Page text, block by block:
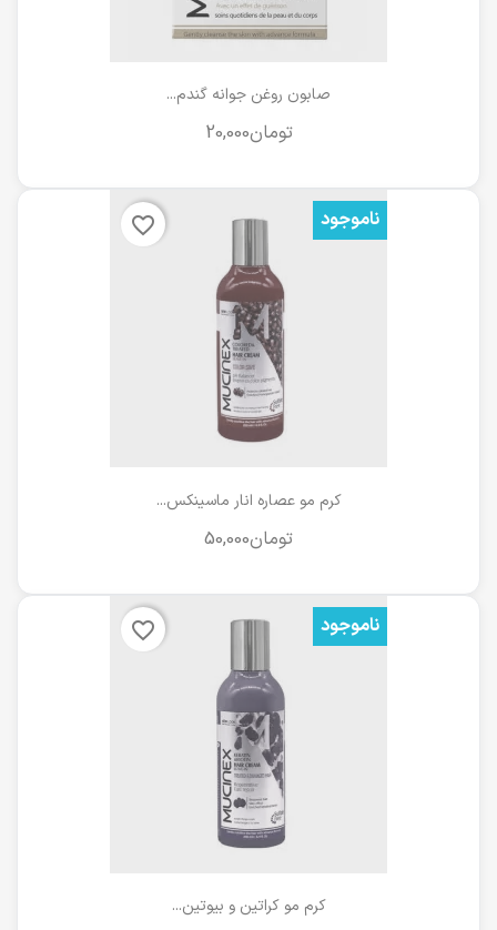
صابون روغن جوانه گندم...
‎تومان20,000
کرم مو عصاره انار ماسینکس...
ناموجود favorite_border
کرم مو کراتین و بیوتین...
ناموجود favorite_border